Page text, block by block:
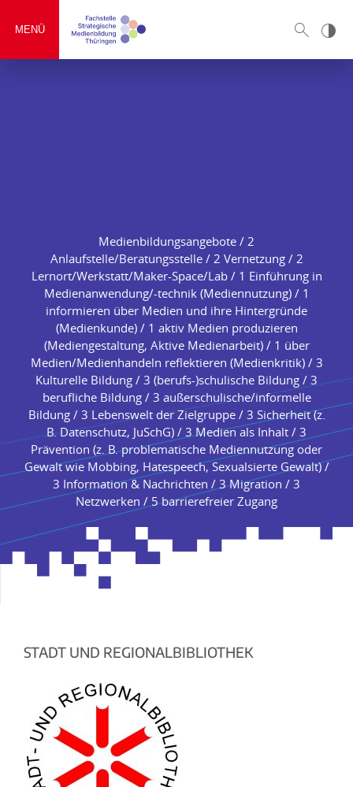
MENÜ
Medienbildungsangebote / 2
Anlaufstelle/Beratungsstelle / 2 Vernetzung / 2
Lernort/Werkstatt/Maker-Space/Lab / 1 Einführung in
Medienanwendung/-technik (Mediennutzung) / 1
informieren über Medien und ihre Hintergründe
(Medienkunde) / 1 aktiv Medien produzieren
(Mediengestaltung, Aktive Medienarbeit) / 1 über
Medien/Medienhandeln reflektieren (Medienkritik) / 3
Kulturelle Bildung / 3 (berufs-)schulische Bildung / 3
berufliche Bildung / 3 außerschulische/informelle
Bildung / 3 Lebenswelt der Zielgruppe / 3 Sicherheit (z.
B. Datenschutz, JuSchG) / 3 Medien als Inhalt / 3
Prävention (z. B. problematische Mediennutzung oder
Gewalt wie Mobbing, Hatespeech, Sexualsierte Gewalt) /
3 Information & Nachrichten / 3 Migration / 3
Netzwerken / 5 barrierefreier Zugang
STADT UND REGIONALBIBLIOTHEK